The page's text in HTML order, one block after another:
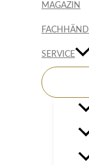
MAGAZIN
SERVICE